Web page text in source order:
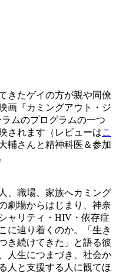
きたゲイの方が親や同僚
画『カミングアウト・ジ
ムのプログラムの一つ
されます（レビューはこ
輔さんと精神科医＆参加
、職場、家族へカミング
劇場からはじまり、神奈
ャリティ・HIV・依存症
に辿り着くのか。「生き
き続けてきた」と語る彼
人生につまづき、社会か
人と支援する人に観てほ